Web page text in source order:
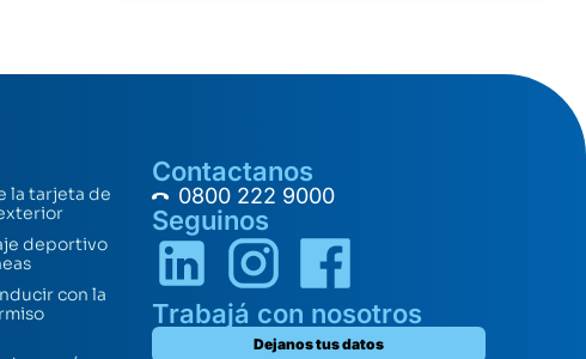
la tarjeta de
deportivo
con la
Contactanos
0800 222 9000
Seguinos
Trabajá con nosotros
Dejanos tus datos